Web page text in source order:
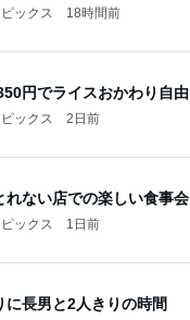
ックス 18時間前
円でライスおかわり自由
ックス 2日前
れない店での楽しい食事会
ックス 1日前
に長男と2人きりの時間